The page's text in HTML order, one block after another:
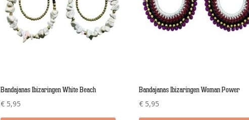
Bandajanas Ibizaringen White Beach
€5,95
Bandajanas Ibizaringen Woman Power
€ 5,95